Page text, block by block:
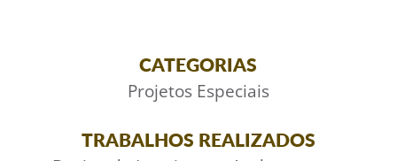
CATEGORIAS
Projetos Especiais
TRABALHOS REALIZADOS